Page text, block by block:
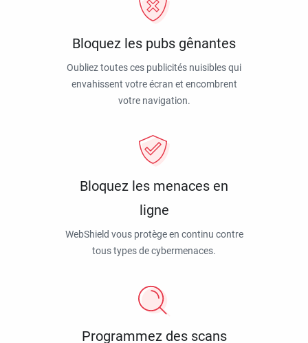
Bloquez les pubs gênantes
Oubliez toutes ces publicités nuisibles qui
envahissent votre écran et encombrent
votre navigation.
Bloquez les menaces en
ligne
WebShield vous protège en continu contre
tous types de cybermenaces.
Programmez des scans